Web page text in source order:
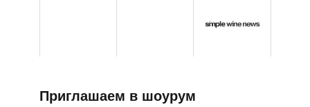
Приглашаем в шоурум